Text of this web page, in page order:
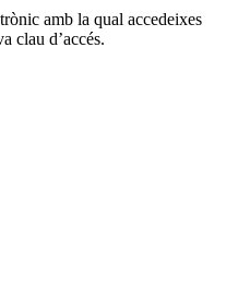
amb la qual accedeixes
clau d’accés.